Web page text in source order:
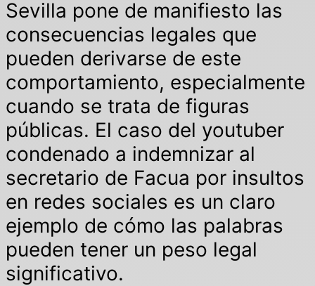
Sevilla pone de manifiesto las
consecuencias legales que
pueden derivarse de este
comportamiento, especialmente
cuando se trata de figuras
públicas. El caso del youtuber
condenado a indemnizar al
secretario de Facua por insultos
en redes sociales es un claro
ejemplo de cómo las palabras
pueden tener un peso legal
significativo.